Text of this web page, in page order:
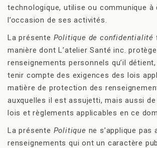
technologique, utilise ou communique à
l’occasion de ses activités.
La présente Politique de confidentialité
manière dont L’atelier Santé inc.
renseignements personnels qu’il
tenir compte des exigences des lois
matière de protection des
auxquelles il est assujetti, mais aussi
lois et règlements applicables en ce
La présente Politique ne s’applique pas
renseignements qui ont un caractère